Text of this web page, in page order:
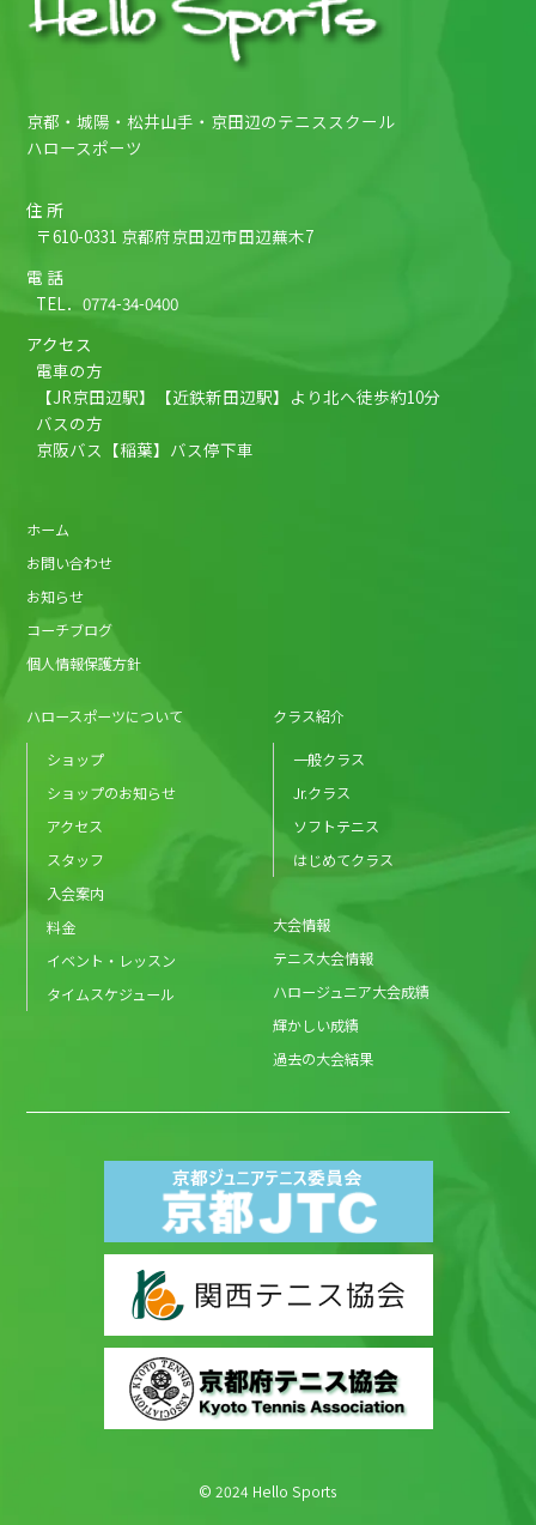
京都・城陽・松井山手・京田辺のテニススクール
ハロースポーツ
住 所
〒610-0331 京都府京田辺市田辺蕪木7
電 話
TEL．0774-34-0400
アクセス
電車の方
【JR京田辺駅】【近鉄新田辺駅】より北へ徒歩約10分
バスの方
京阪バス【稲葉】バス停下車
ホーム
お問い合わせ
お知らせ
コーチブログ
個人情報保護方針
ハロースポーツについて
ショップ
ショップのお知らせ
アクセス
スタッフ
入会案内
料金
イベント・レッスン
タイムスケジュール
クラス紹介
一般クラス
Jr.クラス
ソフトテニス
はじめてクラス
大会情報
テニス大会情報
ハロージュニア大会成績
輝かしい成績
過去の大会結果
© 2024 Hello Sports